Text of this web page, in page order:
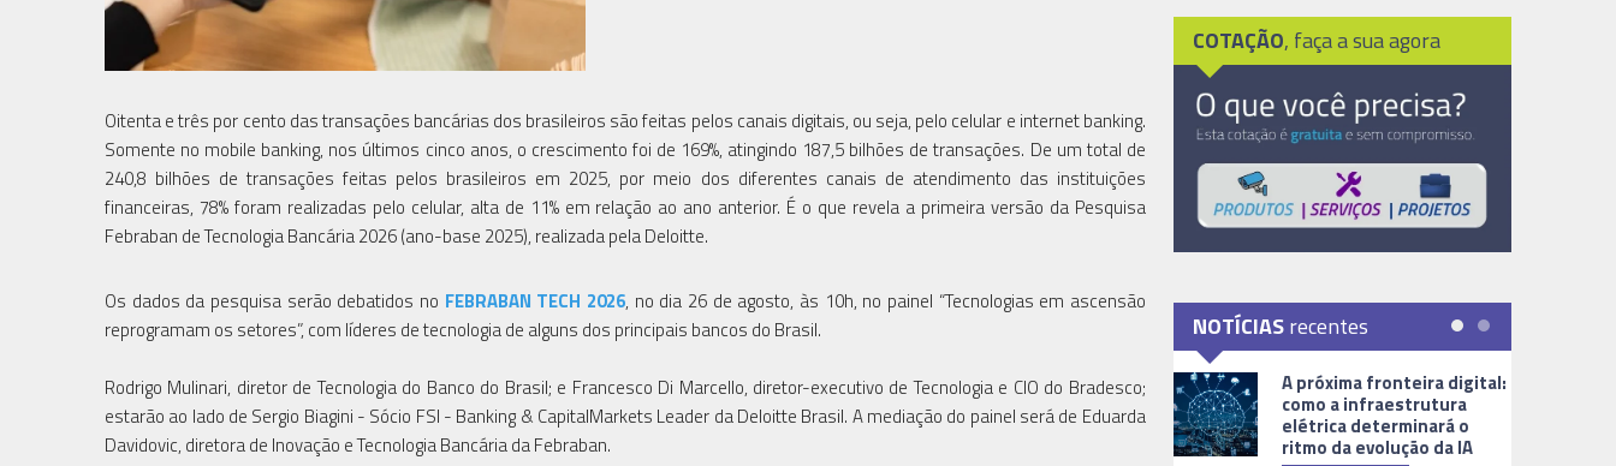
Oitenta e três por cento das transações bancárias dos brasileiros são feitas pelos canais digitais, ou seja, pelo celular e internet banking.
Somente no mobile banking, nos últimos cinco anos, o crescimento foi de 169%, atingindo 187,5 bilhões de transações. De um total de
240,8 bilhões de transações feitas pelos brasileiros em 2025, por meio dos diferentes canais de atendimento das instituições
financeiras, 78% foram realizadas pelo celular, alta de 11% em relação ao ano anterior. É o que revela a primeira versão da Pesquisa
Febraban de Tecnologia Bancária 2026 (ano-base 2025), realizada pela Deloitte.
Os dados da pesquisa serão debatidos no FEBRABAN TECH 2026, no dia 26 de agosto, às 10h, no painel “Tecnologias em ascensão
reprogramam os setores”, com líderes de tecnologia de alguns dos principais bancos do Brasil.
Rodrigo Mulinari, diretor de Tecnologia do Banco do Brasil; e Francesco Di Marcello, diretor-executivo de Tecnologia e CIO do Bradesco;
estarão ao lado de Sergio Biagini - Sócio FSI - Banking & CapitalMarkets Leader da Deloitte Brasil. A mediação do painel será de Eduarda
Davidovic, diretora de Inovação e Tecnologia Bancária da Febraban.
COTAÇÃO, faça a sua agora
NOTÍCIASrecentes
A próxima fronteira digital:
como a infraestrutura
elétrica determinará o
ritmo da evolução da IA